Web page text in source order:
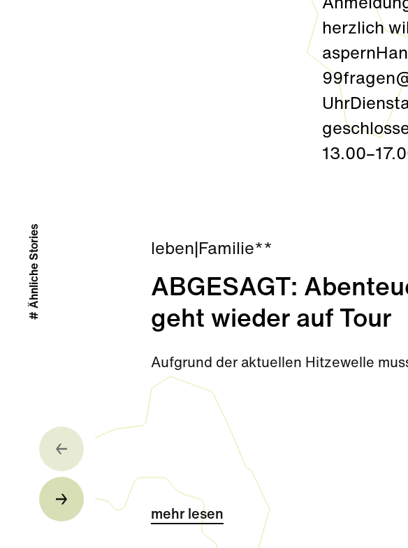
herzlich
leben Familie**
ABGESAGT:
geht wieder auf Tour
Aufgrund der aktuellen Hitzewelle
mehr lesen
# Ähnliche Stories